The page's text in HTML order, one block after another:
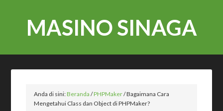
MASINO SINAGA
Anda di sini:Beranda /PHPMaker/Bagaimana Cara
Mengetahui Class dan Object di PHPMaker?